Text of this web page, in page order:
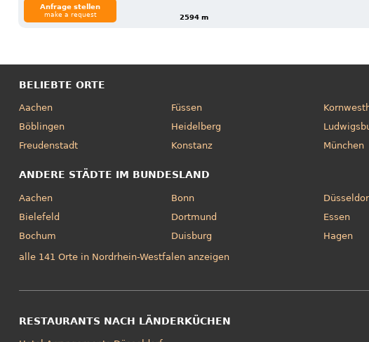
2594 m
Anfrage stellen
make a request
BELIEBTE ORTE
Aachen
Böblingen
Freudenstadt
Füssen
Heidelberg
Konstanz
München
ANDERE STÄDTE IM BUNDESLAND
Aachen
Bielefeld
Bochum
Bonn
Dortmund
Duisburg
Essen
Hagen
alle 141 Orte in Nordrhein-Westfalen anzeigen
RESTAURANTS NACH LÄNDERKÜCHEN